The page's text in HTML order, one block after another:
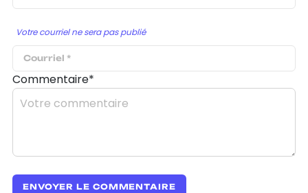
Votre courriel ne sera pas publié
Commentaire*